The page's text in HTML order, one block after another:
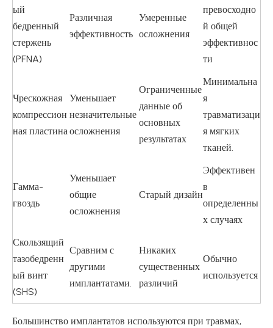
ый
бедренный
стержень
(PFNA)
Различная
эффективность
Умеренные
осложнения
превосходно
й общей
эффективнос
ти
Чрескожная
компрессион
ная пластина
Уменьшает
незначительные
осложнения
Ограниченные
данные об
основных
результатах
Минимальна
я
травматизаци
я мягких
тканей.
Гамма-
гвоздь
Уменьшает
общие
осложнения
Старый дизайн
Эффективен
в
определенны
х случаях
Скользящий
тазобедренн
ый винт
(SHS)
Сравним с
другими
имплантатами.
Никаких
существенных
различий
Обычно
используется
Большинство имплантатов используются при травмах,